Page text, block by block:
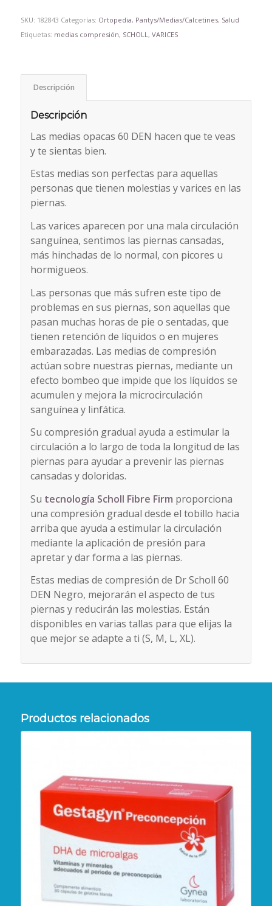
SKU: 182843 Categorías: Ortopedia, Pantys/Medias/Calcetines, Salud
Etiquetas: medias compresión, SCHOLL, VARICES
Descripción
Descripción
Las medias opacas 60 DEN hacen que te veas
y te sientas bien.
Estas medias son perfectas para aquellas
personas que tienen molestias y varices en las
piernas.
Las varices aparecen por una mala circulación
sanguínea, sentimos las piernas cansadas,
más hinchadas de lo normal, con picores u
hormigueos.
Las personas que más sufren este tipo de
problemas en sus piernas, son aquellas que
pasan muchas horas de pie o sentadas, que
tienen retención de líquidos o en mujeres
embarazadas. Las medias de compresión
actúan sobre nuestras piernas, mediante un
efecto bombeo que impide que los líquidos se
acumulen y mejora la microcirculación
sanguínea y linfática.
Su compresión gradual ayuda a estimular la
circulación a lo largo de toda la longitud de las
piernas para ayudar a prevenir las piernas
cansadas y doloridas.
Su tecnología Scholl Fibre Firm proporciona
una compresión gradual desde el tobillo hacia
arriba que ayuda a estimular la circulación
mediante la aplicación de presión para
apretar y dar forma a las piernas.
Estas medias de compresión de Dr Scholl 60
DEN Negro, mejorarán el aspecto de tus
piernas y reducirán las molestias. Están
disponibles en varias tallas para que elijas la
que mejor se adapte a ti (S, M, L, XL).
Productos relacionados